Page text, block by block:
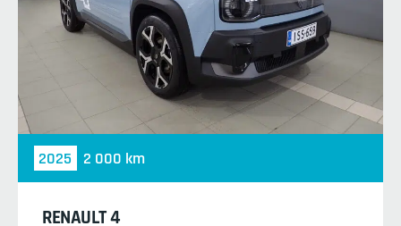
2025 2 000 km
RENAULT 4